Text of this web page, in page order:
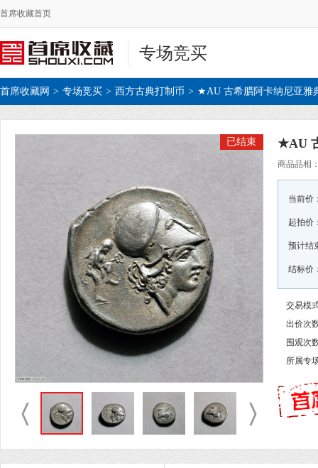
首席收藏首页
专场竞买
首席收藏网 > 专场竞买 > 西方古典打制币 > ★AU 古希腊阿卡纳尼亚雅
已结束 ★AU
商品品相
当前价
起拍价
预计结
结标价
交易模
出价次
围观次
所属专